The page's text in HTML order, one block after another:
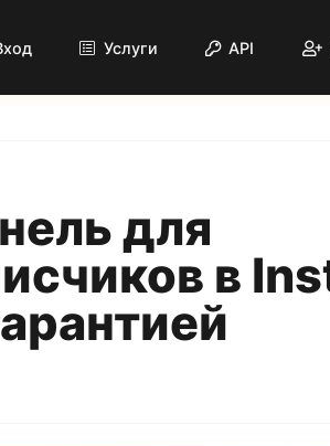
Услуги API
для
в